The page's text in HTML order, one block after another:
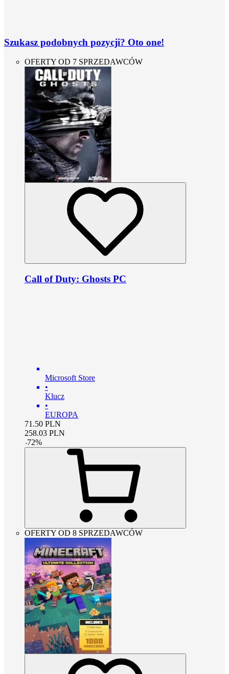
Szukasz podobnych pozycji? Oto one!
OFERTY OD 7 SPRZEDAWCÓW
Call of Duty: Ghosts PC
Microsoft Store
•
Klucz
•
EUROPA
71.50 PLN
258.03 PLN
-72%
OFERTY OD 8 SPRZEDAWCÓW